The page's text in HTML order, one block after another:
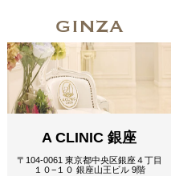
GINZA
A CLINIC 銀座
〒104-0061 東京都中央区銀座４丁目
１０−１０ 銀座山王ビル 9階